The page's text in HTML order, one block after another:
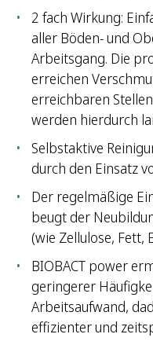
2 fach Wirkung:
aller Böden- und
Arbeitsgang. Die
erreichen
erreichbaren
werden hierdurch
Selbstaktive
durch den Einsatz
Der regelmäßige
beugt der
(wie Zellulose, Fett,
BIOBACT power
geringerer
Arbeitsaufwand,
effizienter und